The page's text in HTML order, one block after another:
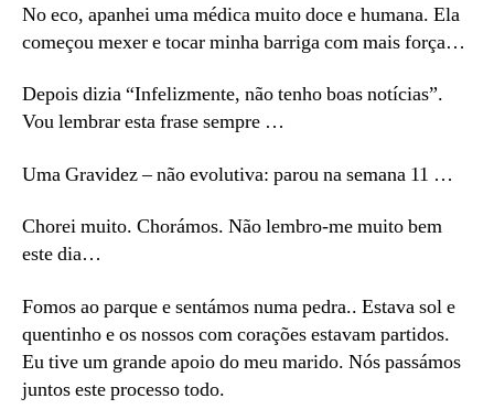
No eco, apanhei uma médica muito doce e humana. Ela
começou mexer e tocar minha barriga com mais força…
Depois dizia “Infelizmente, não tenho boas notícias”.
Vou lembrar esta frase sempre …
Uma Gravidez – não evolutiva: parou na semana 11 …
Chorei muito. Chorámos. Não lembro-me muito bem
este dia…
Fomos ao parque e sentámos numa pedra.. Estava sol e
quentinho e os nossos com corações estavam partidos.
Eu tive um grande apoio do meu marido. Nós passámos
juntos este processo todo.